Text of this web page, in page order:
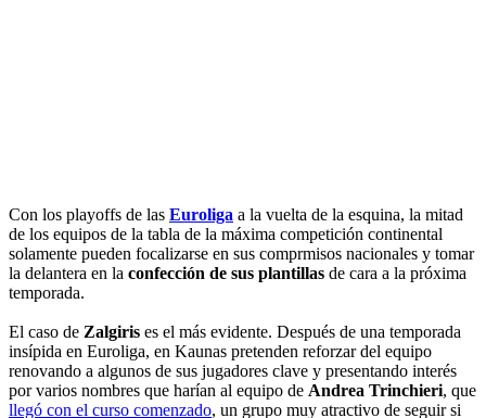
Con los playoffs de las Euroliga a la vuelta de la esquina, la mitad
de los equipos de la tabla de la máxima competición continental
solamente pueden focalizarse en sus comprmisos nacionales y tomar
la delantera en la confección de sus plantillas de cara a la próxima
temporada.
El caso de Zalgiris es el más evidente. Después de una temporada
insípida en Euroliga, en Kaunas pretenden reforzar del equipo
renovando a algunos de sus jugadores clave y presentando interés
por varios nombres que harían al equipo de Andrea Trinchieri, que
llegó con el curso comenzado, un grupo muy atractivo de seguir si